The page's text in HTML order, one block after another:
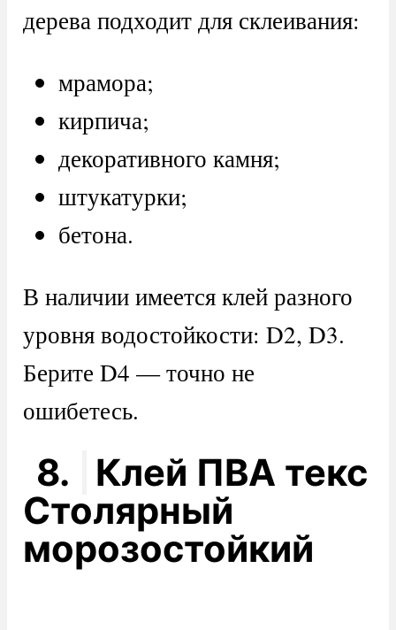
дерева подходит для склеивания:
мрамора;
кирпича;
декоративного камня;
штукатурки;
бетона.
В наличии имеется клей разного
уровня водостойкости: D2, D3.
Берите D4 — точно не
ошибетесь.
8.
Клей ПВА текс
Столярный
морозостойкий